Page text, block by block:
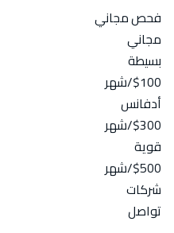
فحص مجاني
مجاني
بسيطة
$100/شهر
أدفانس
$300/شهر
قوية
$500/شهر
شركات
تواصل